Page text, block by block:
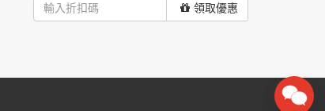
領取優惠